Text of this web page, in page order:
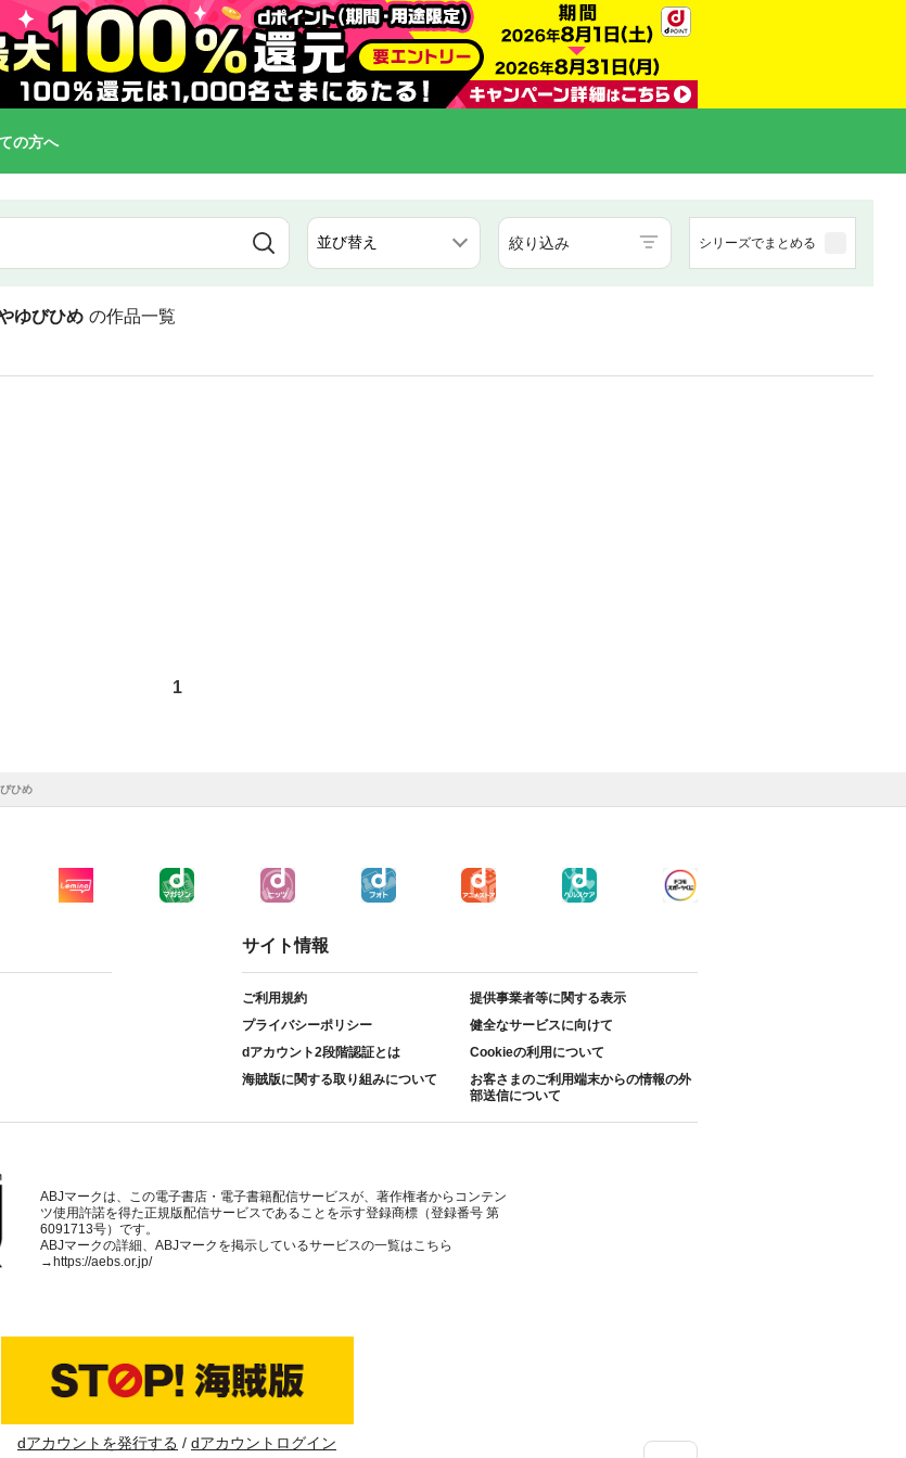
の方へ
絞り込み シリーズでまとめる
ゆびひめ の作品一覧
1
ひめ
サイト情報
ご利用規約
提供事業者等に関する表示
プライバシーポリシー
健全なサービスに向けて
dアカウント2段階認証とは
Cookieの利用について
海賊版に関する取り組みについて
お客さまのご利用端末からの情報の外
部送信について
ABJマークは、この電子書店・電子書籍配信サービスが、著作権者からコンテン
ツ使用許諾を得た正規版配信サービスであることを示す登録商標（登録番号 第
6091713号）です。
ABJマークの詳細、ABJマークを掲示しているサービスの一覧はこちら
→https://aebs.or.jp/
dアカウントを発行する dアカウントログイン